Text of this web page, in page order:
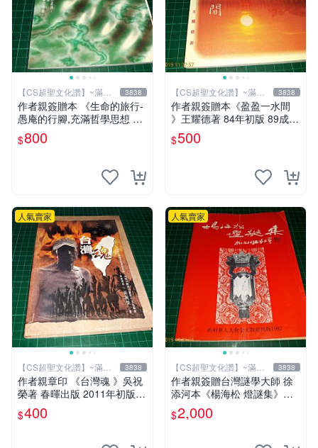
【CS超聖文化讚】~滿千
元送運
3838
作者親簽贈本 《生命的旅行-
愚庵的行腳,充滿哲學思想 》
愚庵著 三源出版社 2001年初
版 9成新 【CS超聖文化讚】
$800
【CS超聖文化讚】~滿千
元送運
3838
作者親簽贈本《盈盈一水間
》王耀德著 84年初版 89成新
【CS超聖文化讚】
$500
人氣賣家
【CS超聖文化讚】~滿千
元送運
3838
作者親章印 《台灣魂 》吳祝
榮著 春暉出版 2011年初版一
刷 9成新 【CS超聖文化讚】
$400
人氣賣家
【CS超聖文化讚】~滿千
元送運
3838
作者親簽贈台灣謎學大師 徐
添河本《楊海松 燈謎集》楊
海松編著 檳州華人大會堂文
教組出版 1992 【CS超聖文
$2,000